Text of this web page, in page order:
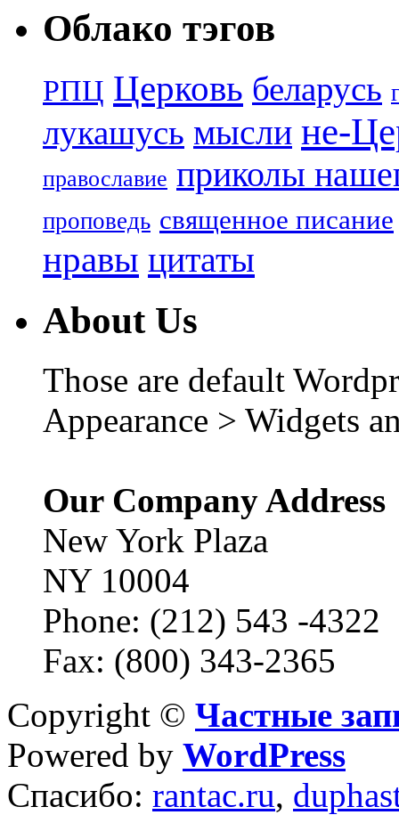
Облако тэгов
РПЦ Церковь беларусь
лукашусь мысли не-
православие приколы
проповедь священное писание
нравы цитаты
About Us
Those are default
Appearance > Widgets
Our Company Address
New York Plaza
NY 10004
Phone: (212) 543 -4322
Fax: (800) 343-2365
Copyright © Частные
Powered by WordPress
Спасибо: rantac.ru,